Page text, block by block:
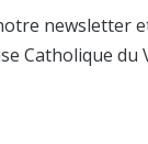
newsletter
Catholique du